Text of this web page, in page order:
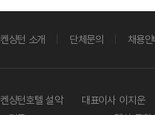
켄싱턴 소개 단체문의 채용안
켄싱턴호텔 설악 대표이사 이지운